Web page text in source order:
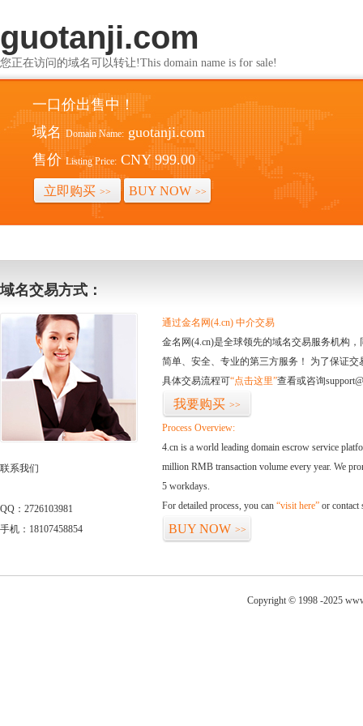
guotanji.com
您正在访问的域名可以转让!This domain name is for sale!
一口价出售中！
域名 Domain Name: guotanji.com
售价 Listing Price: CNY 999.00
立即购买 >> BUY NOW >>
域名交易方式：
联系我们
QQ：2726103981
手机：18107458854
通过金名网(4.cn) 中介交易
金名网(4.cn)是全球领先的域名交易服务机构
简单、安全、专业的第三方服务！ 为了保证
具体交易流程可“点击这里”查看或咨询
我要购买 >>
Process Overview:
4.cn is a world leading domain escrow service
million RMB transaction volume every year. We
5 workdays.
For detailed process, you can “visit here” or contact
BUY NOW >>
Copyright © 1998 -2025